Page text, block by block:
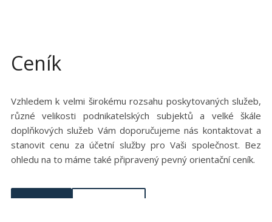
Ceník
Vzhledem k velmi širokému rozsahu poskytovaných služeb,
různé velikosti podnikatelských subjektů a velké škále
doplňkových služeb Vám doporučujeme nás kontaktovat a
stanovit cenu za účetní služby pro Vaši společnost. Bez
ohledu na to máme také připravený pevný orientační ceník.
Cenik